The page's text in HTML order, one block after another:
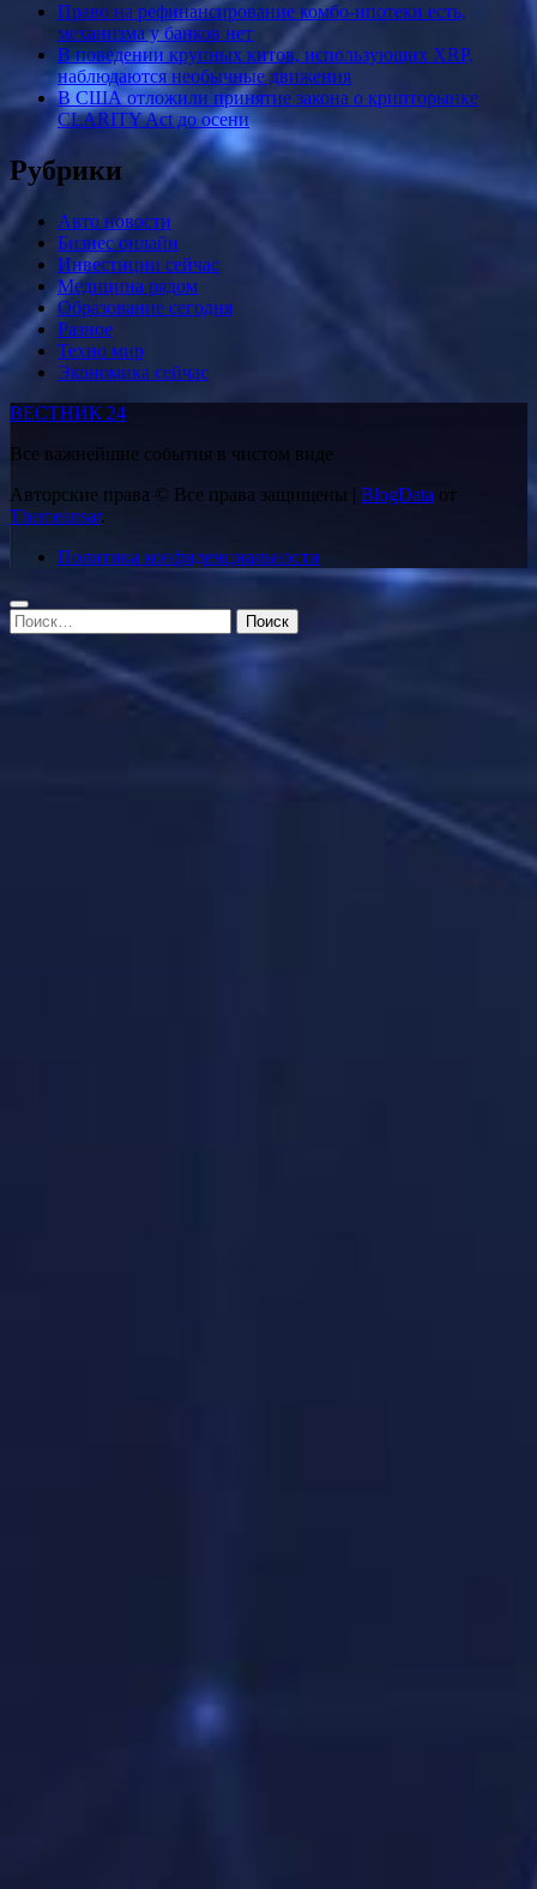
Право на рефинансирование комбо-ипотеки есть,
механизма у банков нет
В поведении крупных китов, использующих XRP,
наблюдаются необычные движения
В США отложили принятие закона о крипторынке
CLARITY Act до осени
Рубрики
Авто новости
Бизнес онлайн
Инвестиции сейчас
Медицина рядом
Образование сегодня
Разное
Техно мир
Экономика сейчас
ВЕСТНИК 24
Все важнейшие события в чистом виде
Авторские права © Все права защищены | BlogData от
Themeansar.
Политика конфиденциальности
Найти: